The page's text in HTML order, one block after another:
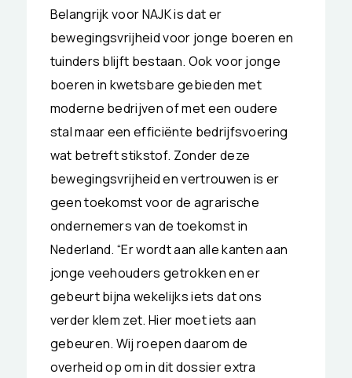
Belangrijk voor NAJK is dat er
bewegingsvrijheid voor jonge boeren en
tuinders blijft bestaan. Ook voor jonge
boeren in kwetsbare gebieden met
moderne bedrijven of met een oudere
stal maar een efficiënte bedrijfsvoering
wat betreft stikstof. Zonder deze
bewegingsvrijheid en vertrouwen is er
geen toekomst voor de agrarische
ondernemers van de toekomst in
Nederland. “Er wordt aan alle kanten aan
jonge veehouders getrokken en er
gebeurt bijna wekelijks iets dat ons
verder klem zet. Hier moet iets aan
gebeuren. Wij roepen daarom de
overheid op om in dit dossier extra